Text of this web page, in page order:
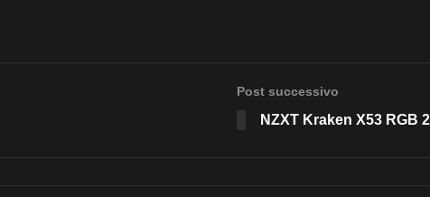
Post successivo
NZXT Kraken X53 RGB